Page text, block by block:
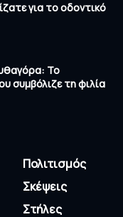
για το οδοντικό
Το
συμβόλιζε τη φιλία
Πολιτισμός
Σκέψεις
Στήλες